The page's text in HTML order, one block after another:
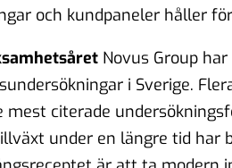
och kundpaneler håller
Novus Group
i Sverige.
mest citerade
under en längre tid har